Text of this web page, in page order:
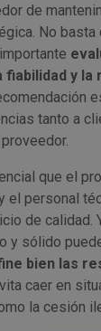
de
No basta
fiabilidad y la
tanto a
que el
el personal
de calidad.
y sólido
bien las
caer en
la cesión